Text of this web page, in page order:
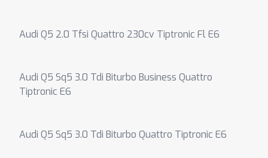
Audi Q5 2.0 Tfsi Quattro 230cv Tiptronic Fl E6
Audi Q5 Sq5 3.0 Tdi Biturbo Business Quattro
Tiptronic E6
Audi Q5 Sq5 3.0 Tdi Biturbo Quattro Tiptronic E6